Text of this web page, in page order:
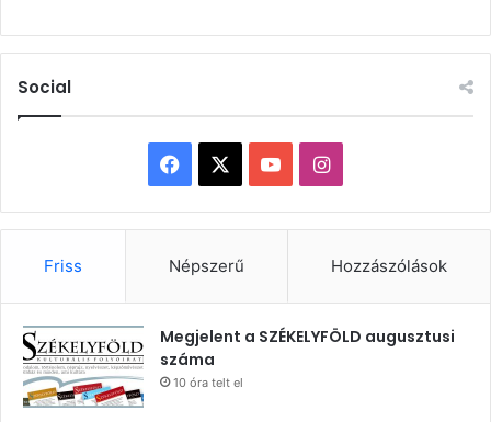
Social
Facebook YouTubeInstagram
Friss Népszerű Hozzászólások
Megjelent a SZÉKELYFÖLD augusztusi
száma
10 óra telt el